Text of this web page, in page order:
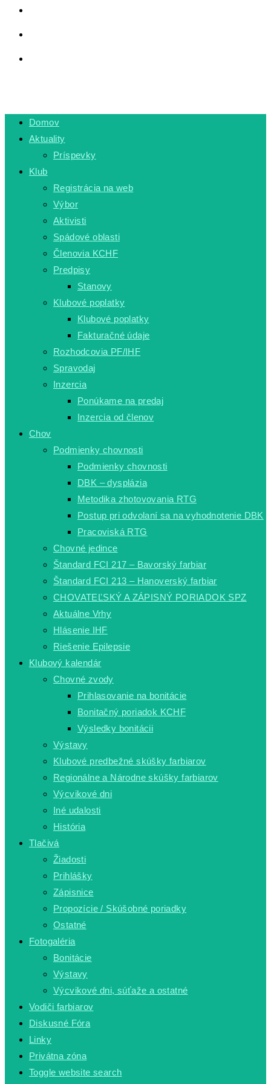
Domov
Aktuality
Príspevky
Klub
Registrácia na web
Výbor
Aktivisti
Spádové oblasti
Členovia KCHF
Predpisy
Stanovy
Klubové poplatky
Klubové poplatky
Fakturačné údaje
Rozhodcovia PF/IHF
Spravodaj
Inzercia
Ponúkame na predaj
Inzercia od členov
Chov
Podmienky chovnosti
Podmienky chovnosti
DBK – dysplázia
Metodika zhotovovania RTG
Postup pri odvolaní sa na vyhodnotenie DBK
Pracoviská RTG
Chovné jedince
Štandard FCI 217 – Bavorský farbiar
Štandard FCI 213 – Hanoverský farbiar
CHOVATEĽSKÝ A ZÁPISNÝ PORIADOK SPZ
Aktuálne Vrhy
Hlásenie IHF
Riešenie Epilepsie
Klubový kalendár
Chovné zvody
Prihlasovanie na bonitácie
Bonitačný poriadok KCHF
Výsledky bonitácii
Výstavy
Klubové predbežné skúšky farbiarov
Regionálne a Národne skúšky farbiarov
Výcvikové dni
Iné udalosti
História
Tlačivá
Žiadosti
Prihlášky
Zápisnice
Propozície / Skúšobné poriadky
Ostatné
Fotogaléria
Bonitácie
Výstavy
Výcvikové dni, súťaže a ostatné
Vodiči farbiarov
Diskusné Fóra
Linky
Privátna zóna
Toggle website search